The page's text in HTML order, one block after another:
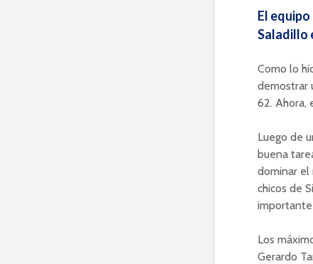
El
Saladillo
Como lo
demostrar
62. Ahora,
Luego de
buena
dominar el
chicos de
Los
Gerardo